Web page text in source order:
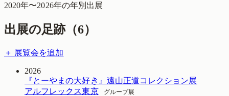
2020年〜2026年の年別出展
出展の足跡（6）
＋ 展覧会を追加
2026
『とーやまの大好き』遠山正道コレクション展
アルフレックス東京
グループ展